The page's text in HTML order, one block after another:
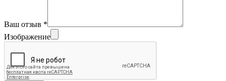
Ваш отзыв *
Изображение